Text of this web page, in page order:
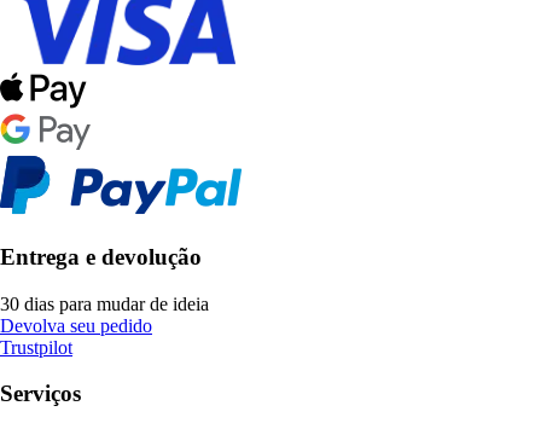
Entrega e devolução
30 dias para mudar de ideia
Devolva seu pedido
Trustpilot
Serviços